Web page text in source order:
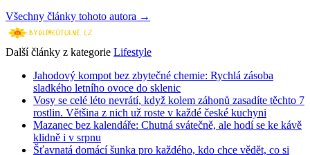
Všechny články tohoto autora →
Další články z kategorie Lifestyle
Jahodový kompot bez zbytečné chemie: Rychlá zásoba
sladkého letního ovoce do sklenic
Vosy se celé léto nevrátí, když kolem záhonů zasadíte těchto 7
rostlin. Většina z nich už roste v každé české kuchyni
Mazanec bez kalendáře: Chutná svátečně, ale hodí se ke kávě
klidně i v srpnu
Šťavnatá domácí šunka pro každého, kdo chce vědět, co si